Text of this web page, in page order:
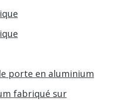
porte en aluminium
fabriqué sur